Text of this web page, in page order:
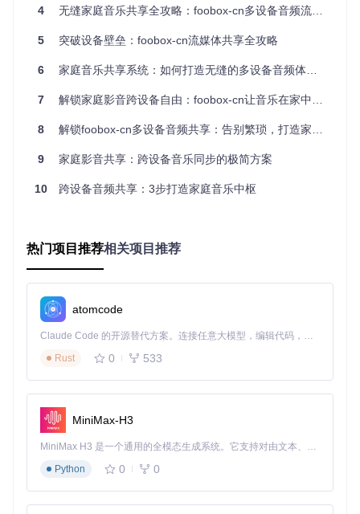
家庭组网拓扑建议
推荐网络结构
主路由器：支持UPnP功能的千兆路由器
有线连接：服务器设备（电脑）优先使用有线连接
无线设备：建议5GHz Wi-Fi以保证传输质量
网络扩展：大户型可添加Wi-Fi中继器或Mesh节点
设备摆放建议
服务器设备放置在信号覆盖中心位置
老旧音响可通过3.5mm音频线连接闲置手机作为渲染器
智能音箱直接连接家庭网络作为无线渲染节点
参数设置 建议值
FLAC
缓冲区大小
2048KB
传输协议
避坑指南：家庭音乐共享常见问题解决
设备找不到服务器怎么办？
重启路由器和所有相关设备
确认所有设备在同一网段（如192.168.1.x）
播放卡顿怎么解决？
4 无缝家庭音乐共享全攻略：foobox-cn多设备音频流传输指南
5 突破设备壁垒：foobox-cn流媒体共享全攻略
6 家庭音乐共享系统：如何打造无缝的多设备音频体验？
7 解锁家庭影音跨设备自由：foobox-cn让音乐在家中无缝流动
8 解锁foobox-cn多设备音频共享：告别繁琐，打造家庭音乐网络
9 家庭影音共享：跨设备音乐同步的极简方案
10 跨设备音频共享：3步打造家庭音乐中枢
热门项目推荐相关项目推荐
atomcode
Claude Code 的开源替代方案。连接任意大模型，编辑代码，运行命令，自动验证 — 全自动执行。用 Rust 构建，极致性能。 ｜ An open-source alternative to Claude Code. Connect any LLM, edit code, run commands, and verify changes — autonomously. Built in Rust for speed. Get Started
Rust
0 533
MiniMax-H3
MiniMax H3 是一个通用的全模态生成系统。它支持对由文本、图像、视频和音频组成的多模态上下文进行统一理解，并能生成分辨率高达 2K、时长可达 15 秒的带原生立体声音频的视频。得益于面向任务泛化的系统设计，H3 在预训练阶段就已具备广泛的多模态上下文理解与生成能力，能够出色地执行复杂的多模态指令。
Python
0 0